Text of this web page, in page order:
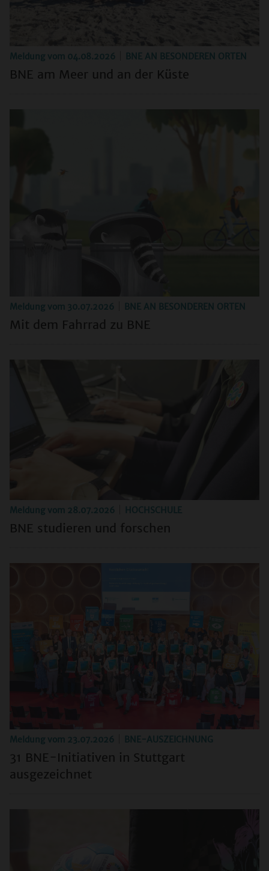
BNE am Meer und an der Küste
Meldung vom 04.08.2026 BNE AN BESONDEREN ORTEN
Mit dem Fahrrad zu BNE
Meldung vom 30.07.2026 BNE AN BESONDEREN ORTEN
BNE studieren und forschen
Meldung vom 28.07.2026 HOCHSCHULE
31 BNE-Initiativen in Stuttgart
ausgezeichnet
Meldung vom 23.07.2026 BNE-AUSZEICHNUNG